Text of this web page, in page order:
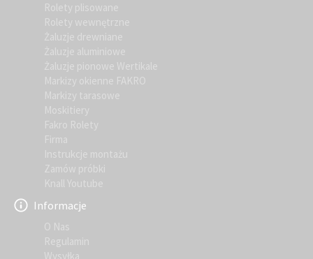
Rolety plisowane
Rolety wewnętrzne
Żaluzje drewniane
Żaluzje aluminiowe
Żaluzje pionowe Wertikale
Markizy okienne FAKRO
Markizy tarasowe
Moskitiery
Fakro Rolety
Firma
Instrukcje montażu
Zamów próbki
Knall Youtube
Informacje
O Nas
Regulamin
Wysyłka